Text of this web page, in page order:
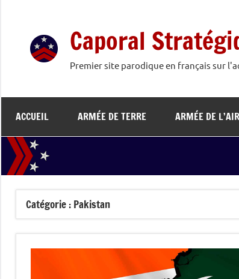
contenu
Caporal
Premier site parodique en français sur
ACCUEIL ARMÉE DE TERRE ARMÉE DE
Catégorie : Pakistan